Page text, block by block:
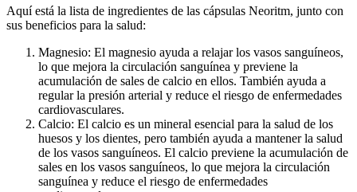
Aquí está la lista de ingredientes de las cápsulas Neoritm, junto con
sus beneficios para la salud:
Magnesio: El magnesio ayuda a relajar los vasos sanguíneos,
lo que mejora la circulación sanguínea y previene la
acumulación de sales de calcio en ellos. También ayuda a
regular la presión arterial y reduce el riesgo de enfermedades
cardiovasculares.
Calcio: El calcio es un mineral esencial para la salud de los
huesos y los dientes, pero también ayuda a mantener la salud
de los vasos sanguíneos. El calcio previene la acumulación de
sales en los vasos sanguíneos, lo que mejora la circulación
sanguínea y reduce el riesgo de enfermedades